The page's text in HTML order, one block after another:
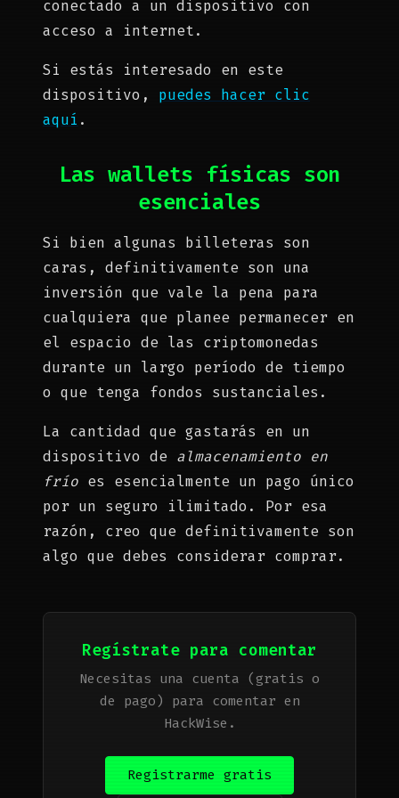
conectado a un dispositivo con
acceso a internet.
Si estás interesado en este
dispositivo, puedes hacer clic
aquí .
Las wallets físicas son
esenciales
Si bien algunas billeteras son
caras, definitivamente son una
inversión que vale la pena para
cualquiera que planee permanecer en
el espacio de las criptomonedas
durante un largo período de tiempo
o que tenga fondos sustanciales.
La cantidad que gastarás en un
dispositivo de almacenamiento en
frío es esencialmente un pago único
por un seguro ilimitado. Por esa
razón, creo que definitivamente son
algo que debes considerar comprar.
Regístrate para comentar
Necesitas una cuenta (gratis o
de pago) para comentar en
HackWise.
Registrarme gratis